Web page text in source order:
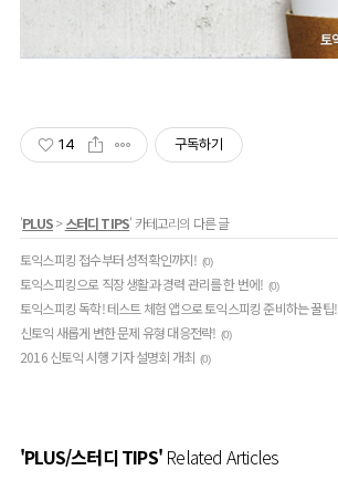
14 구독하기
'PLUS>스터디 TIPS' 카테고리의 다른 글
토익스피킹 접수부터 성적확인까지! (0)
토익스피킹으로 직장 생활과 경력 관리를 한 번에! (0)
토익스피킹 독학! 테스트 체험 앱으로 토익스피킹 준비하는 꿀팁!
신토익 새롭게 변한 문제 유형 대응전략! (0)
2016 신토익 시행 기자 설명회 개최 (0)
'PLUS/스터디 TIPS' Related Articles